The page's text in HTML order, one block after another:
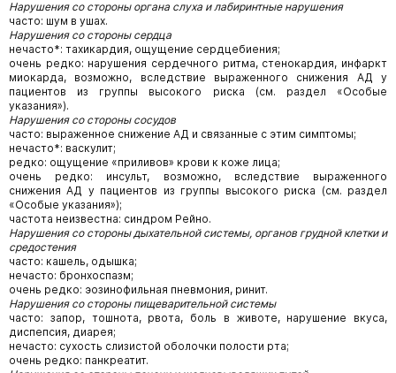
Нарушения со стороны органа слуха и лабиринтные нарушения
часто: шум в ушах.
Нарушения со стороны сердца
нечасто*: тахикардия, ощущение сердцебиения;
очень редко: нарушения сердечного ритма, стенокардия, инфаркт
миокарда, возможно, вследствие выраженного снижения АД у
пациентов из группы высокого риска (см. раздел «Особые
указания»).
Нарушения со стороны сосудов
часто: выраженное снижение АД и связанные с этим симптомы;
нечасто*: васкулит;
редко: ощущение «приливов» крови к коже лица;
очень редко: инсульт, возможно, вследствие выраженного
снижения АД у пациентов из группы высокого риска (см. раздел
«Особые указания»);
частота неизвестна: синдром Рейно.
Нарушения со стороны дыхательной системы, органов грудной клетки и
средостения
часто: кашель, одышка;
нечасто: бронхоспазм;
очень редко: эозинофильная пневмония, ринит.
Нарушения со стороны пищеварительной системы
часто: запор, тошнота, рвота, боль в животе, нарушение вкуса,
диспепсия, диарея;
нечасто: сухость слизистой оболочки полости рта;
очень редко: панкреатит.